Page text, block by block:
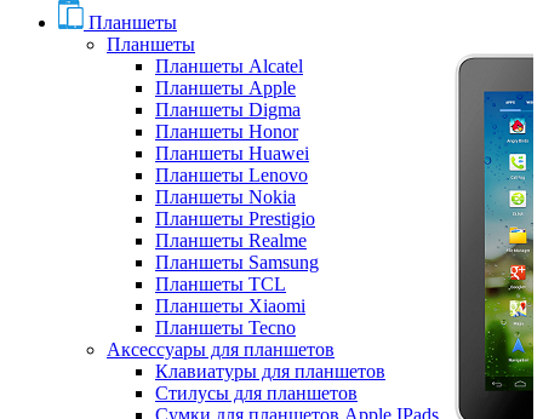
Планшеты
Планшеты
Планшеты Alcatel
Планшеты Apple
Планшеты Digma
Планшеты Honor
Планшеты Huawei
Планшеты Lenovo
Планшеты Nokia
Планшеты Prestigio
Планшеты Realme
Планшеты Samsung
Планшеты TCL
Планшеты Xiaomi
Планшеты Tecno
Аксессуары для планшетов
Клавиатуры для планшетов
Стилусы для планшетов
Сумки для планшетов Apple IPads